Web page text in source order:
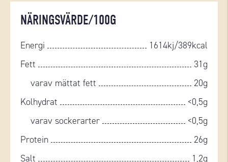
NÄRINGSVÄRDE/100G
Energi
1614kj/389kcal
Fett
31g
varav mättat fett
20g
Kolhydrat
<0,5g
varav sockerarter
<0,5g
Protein
26g
Salt
1,2g